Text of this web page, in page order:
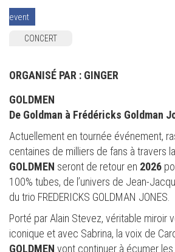
event
CONCERT
ORGANISÉ PAR : GINGER
GOLDMEN
De Goldman à Frédéricks Goldman
Actuellement en tournée événement,
centaines de milliers de fans à travers
GOLDMEN seront de retour en 2026
100% tubes, de l’univers de Jean-
du trio FREDERICKS GOLDMAN JONES.
Porté par Alain Stevez, véritable miroir
iconique et avec Sabrina, la voix de
GOLDMEN vont continuer à écumer